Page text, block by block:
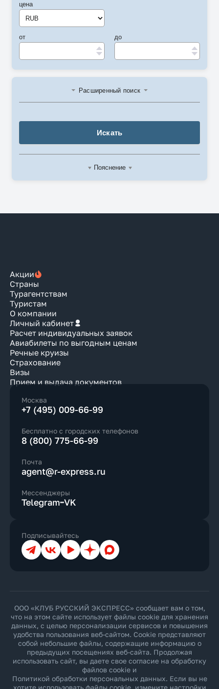
цена
от до
Расширенный поиск
Искать
Пояснение
Акции
Страны
Турагентствам
Туристам
О компании
Личный кабинет
Расчет индивидуальных заявок
Авиабилеты по выгодным ценам
Речные круизы
Страхование
Визы
Прием и выдача документов
Москва
+7 (495) 009-66-99
Бесплатно с городских телефонов
8 (800) 775-66-99
Почта
agent@r-express.ru
Мессенджеры
Telegram VK
Подписывайтесь
ТелеграмВКонтакте
YouTubeДзен Max
ООО «КЛУБ РУССКИЙ ЭКСПРЕСС» сообщает вам о том,
что на этом сайте использует файлы cookie для хранения
данных, с целью персонализации сервисов и повышения
удобства пользования веб-сайтом. Cookie представляют
собой небольшие файлы, содержащие информацию о
предыдущих посещениях веб-сайта. Продолжая
использовать сайт, вы даете свое согласие на обработку
файлов cookie и
Политикой обработки персональных данных. Если вы не
хотите использовать файлы cookie, измените настройки